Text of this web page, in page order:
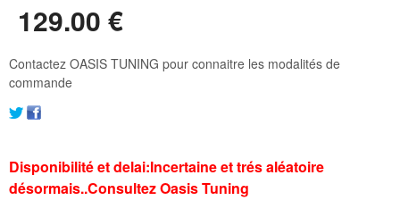
129.00 €
Contactez OASIS TUNING pour connaitre les modalités de
commande
Disponibilité et delai:Incertaine et trés aléatoire
désormais..Consultez Oasis Tuning